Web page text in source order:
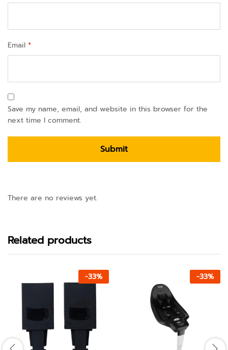
Email *
Save my name, email, and website in this browser for the
next time I comment.
There are no reviews yet.
Related products
-33% -33%